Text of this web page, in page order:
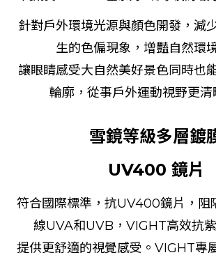
針對戶外環境光源與顏色開發，減
生的色偏現象，增豔自然環
讓眼睛感受大自然美好景色同時也
輪廓，從事戶外運動視野更清
雪鏡等級多層鍍
UV400 鏡片
符合國際標準，抗UV400鏡片，阻
線UVA和UVB，VIGHT高效抗紫
提供更舒適的視覺感受。VIGHT專